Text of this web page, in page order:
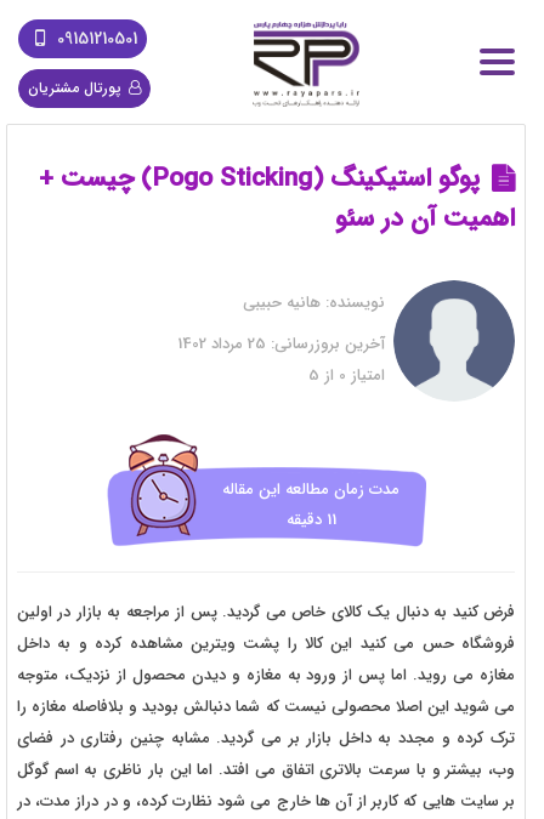
09151210501
پورتال مشتریان
پوگو استیکینگ (Pogo Sticking) چیست +
اهمیت آن در سئو
نویسنده: هانیه حبیبی
آخرین بروزرسانی:
امتیاز 0 از 5
مدت زمان مطالعه این مقاله
11 دقیقه
فرض کنید به دنبال یک کالای خاص می گردید. پس از مراجعه به بازار در اولین
فروشگاه حس می کنید این کالا را پشت ویترین مشاهده کرده و به داخل
مغازه می روید. اما پس از ورود به مغازه و دیدن محصول از نزدیک، متوجه
می شوید این اصلا محصولی نیست که شما دنبالش بودید و بلافاصله مغازه را
ترک کرده و مجدد به داخل بازار بر می گردید. مشابه چنین رفتاری در فضای
وب، بیشتر و با سرعت بالاتری اتفاق می افتد. اما این بار ناظری به اسم گوگل
بر سایت هایی که کاربر از آن ها خارج می شود نظارت کرده، و در دراز مدت، در